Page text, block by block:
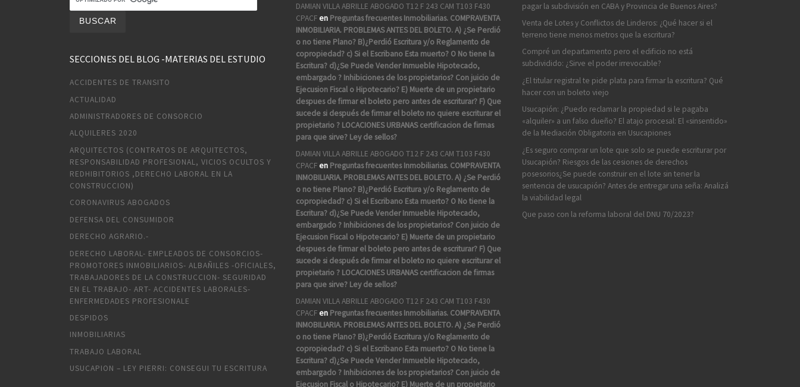
SECCIONES DEL BLOG -MATERIAS DEL ESTUDIO
ACCIDENTES DE TRANSITO
ACTUALIDAD
ADMINISTRADORES DE CONSORCIO
ALQUILERES 2020
ARQUITECTOS (CONTRATOS DE ARQUITECTOS,
RESPONSABILIDAD PROFESIONAL, VICIOS OCULTOS Y
REDHIBITORIOS ,DERECHO LABORAL EN LA
CONSTRUCCION)
CORONAVIRUS ABOGADOS
DEFENSA DEL CONSUMIDOR
DERECHO AGRARIO.-
DERECHO LABORAL- EMPLEADOS DE CONSORCIOS-
PROMOTORES INMOBILIARIOS- ALBAÑILES -OFICIALES,
TRABAJADORES DE LA CONSTRUCCION- SEGURIDAD
EN EL TRABAJO- ART- ACCIDENTES LABORALES-
ENFERMEDADES PROFESIONALE
DESPIDOS
INMOBILIARIAS
TRABAJO LABORAL
USUCAPION – LEY PIERRI: CONSEGUI TU ESCRITURA
DAMIAN VILLA ABRILLE ABOGADO T12 F 243 CAM T103 F430
CPACFen Preguntas frecuentes Inmobiliarias. COMPRAVENTA
INMOBILIARIA. PROBLEMAS ANTES DEL BOLETO. A) ¿Se Perdió
o no tiene Plano? B)¿Perdió Escritura y/o Reglamento de
copropiedad? c) Si el Escribano Esta muerto? O No tiene la
Escritura? d)¿Se Puede Vender Inmueble Hipotecado,
embargado ? Inhibiciones de los propietarios? Con juicio de
Ejecusion Fiscal o Hipotecario? E) Muerte de un propietario
despues de firmar el boleto pero antes de escriturar? F) Que
sucede si después de firmar el boleto no quiere escriturar el
propietario ? LOCACIONES URBANAS certificacion de firmas
para que sirve? Ley de sellos?
DAMIAN VILLA ABRILLE ABOGADO T12 F 243 CAM T103 F430
CPACFen Preguntas frecuentes Inmobiliarias. COMPRAVENTA
INMOBILIARIA. PROBLEMAS ANTES DEL BOLETO. A) ¿Se Perdió
o no tiene Plano? B)¿Perdió Escritura y/o Reglamento de
copropiedad? c) Si el Escribano Esta muerto? O No tiene la
Escritura? d)¿Se Puede Vender Inmueble Hipotecado,
embargado ? Inhibiciones de los propietarios? Con juicio de
Ejecusion Fiscal o Hipotecario? E) Muerte de un propietario
despues de firmar el boleto pero antes de escriturar? F) Que
sucede si después de firmar el boleto no quiere escriturar el
propietario ? LOCACIONES URBANAS certificacion de firmas
para que sirve? Ley de sellos?
DAMIAN VILLA ABRILLE ABOGADO T12 F 243 CAM T103 F430
CPACFen Preguntas frecuentes Inmobiliarias. COMPRAVENTA
INMOBILIARIA. PROBLEMAS ANTES DEL BOLETO. A) ¿Se Perdió
o no tiene Plano? B)¿Perdió Escritura y/o Reglamento de
copropiedad? c) Si el Escribano Esta muerto? O No tiene la
Escritura? d)¿Se Puede Vender Inmueble Hipotecado,
embargado ? Inhibiciones de los propietarios? Con juicio de
Ejecusion Fiscal o Hipotecario? E) Muerte de un propietario
pagar la subdivisión en CABA y Provincia de Buenos Aires?
Venta de Lotes y Conflictos de Linderos: ¿Qué hacer si el
terreno tiene menos metros que la escritura?
Compré un departamento pero el edificio no está
subdividido: ¿Sirve el poder irrevocable?
¿El titular registral te pide plata para firmar la escritura? Qué
hacer con un boleto viejo
Usucapión: ¿Puedo reclamar la propiedad si le pagaba
«alquiler» a un falso dueño? El atajo procesal: El «sinsentido»
de la Mediación Obligatoria en Usucapiones
¿Es seguro comprar un lote que solo se puede escriturar por
Usucapión? Riesgos de las cesiones de derechos
posesorios¿Se puede construir en el lote sin tener la
sentencia de usucapión? Antes de entregar una seña: Analizá
la viabilidad legal
Que paso con la reforma laboral del DNU 70/2023?